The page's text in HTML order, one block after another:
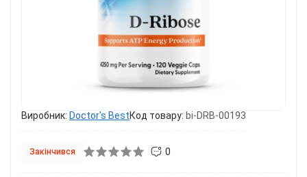
Виробник: Doctor's BestКод товару: bi-DRB-00193
Закінчився 0